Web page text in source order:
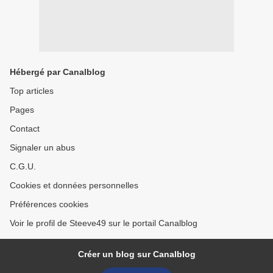
Hébergé par Canalblog
Top articles
Pages
Contact
Signaler un abus
C.G.U.
Cookies et données personnelles
Préférences cookies
Voir le profil de Steeve49 sur le portail Canalblog
Créer un blog sur Canalblog